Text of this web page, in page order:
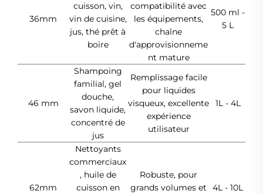
36mm
cuisson, vin,
vin de cuisine,
jus, thé prêt à
boire
compatibilité avec
les équipements,
chaîne
d'approvisionneme
nt mature
500 ml -
5 L
46 mm
Shampoing
familial, gel
douche,
savon liquide,
concentré de
jus
Remplissage facile
pour liquides
visqueux, excellente
expérience
utilisateur
1L - 4L
62mm
Nettoyants
commerciaux
, huile de
cuisson en
Robuste, pour
grands volumes et
4L - 10L